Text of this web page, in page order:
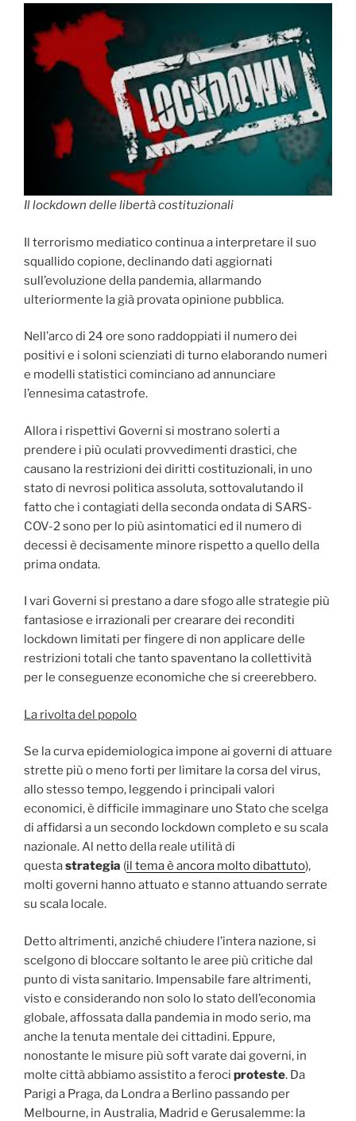
e
o
t
e
n
n
t
A
p
p
v
i
d
i
Il lockdown delle libertà costituzionali
Il terrorismo mediatico continua a interpretare il suo
squallido copione, declinando dati aggiornati
sull’evoluzione della pandemia, allarmando
ulteriormente la già provata opinione pubblica.
Nell’arco di 24 ore sono raddoppiati il numero dei
positivi e i soloni scienziati di turno elaborando numeri
e modelli statistici cominciano ad annunciare
l’ennesima catastrofe.
Allora i rispettivi Governi si mostrano solerti a
prendere i più oculati provvedimenti drastici, che
causano la restrizioni dei diritti costituzionali, in uno
stato di nevrosi politica assoluta, sottovalutando il
fatto che i contagiati della seconda ondata di SARS-
COV-2 sono per lo più asintomatici ed il numero di
decessi è decisamente minore rispetto a quello della
prima ondata.
I vari Governi si prestano a dare sfogo alle strategie più
fantasiose e irrazionali per crearare dei reconditi
lockdown limitati per fingere di non applicare delle
restrizioni totali che tanto spaventano la collettività
per le conseguenze economiche che si creerebbero.
La rivolta del popolo
Se la curva epidemiologica impone ai governi di attuare
strette più o meno forti per limitare la corsa del virus,
allo stesso tempo, leggendo i principali valori
economici, è difficile immaginare uno Stato che scelga
di affidarsi a un secondo lockdown completo e su scala
nazionale. Al netto della reale utilità di
questastrategia (il tema è ancora molto dibattuto),
molti governi hanno attuato e stanno attuando serrate
su scala locale.
Detto altrimenti, anziché chiudere l’intera nazione, si
scelgono di bloccare soltanto le aree più critiche dal
punto di vista sanitario. Impensabile fare altrimenti,
visto e considerando non solo lo stato dell’economia
globale, affossata dalla pandemia in modo serio, ma
anche la tenuta mentale dei cittadini. Eppure,
nonostante le misure più soft varate dai governi, in
molte città abbiamo assistito a feroci proteste. Da
Parigi a Praga, da Londra a Berlino passando per
Melbourne, in Australia, Madrid e Gerusalemme: la